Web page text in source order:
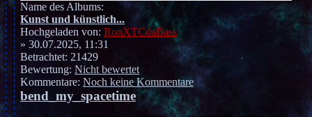
Name des Albums:
Kunst und künstlich...
Hochgeladen von: RonXTCdaBass
» 30.07.2025, 11:31
Betrachtet: 21429
Bewertung: Nicht bewertet
Kommentare: Noch keine Kommentare
bend_my_spacetime